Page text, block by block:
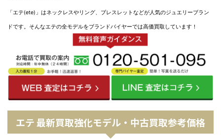
「エテ(ete)」はネックレスやリング、ブレスレットなどが人気のジュエリーブラン
ドです。そんなエテの全モデルをブランドバイヤーでは高価買取しています！
エテ 最新買取強化モデル・中古買取参考価格